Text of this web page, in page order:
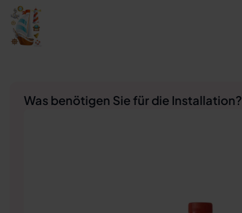
Was benötigen Sie für die Installation?